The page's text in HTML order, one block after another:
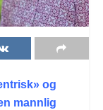
og
mannlig